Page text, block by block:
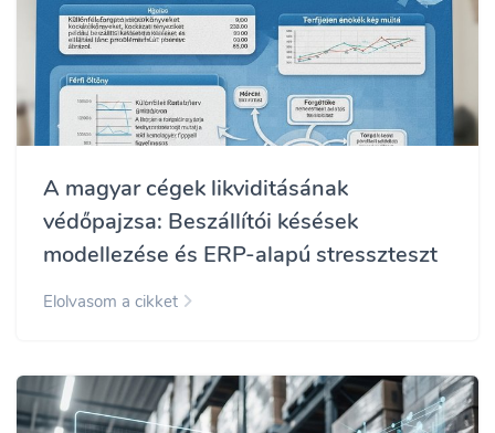
A magyar cégek likviditásának
védőpajzsa: Beszállítói késések
modellezése és ERP-alapú stresszteszt
Elolvasom a cikket